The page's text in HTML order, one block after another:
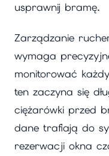
usprawnij bramę.
Zarządzanie
wymaga
monitorować
ten zaczyna się
ciężarówki przed
dane trafiają do
rezerwacji okna